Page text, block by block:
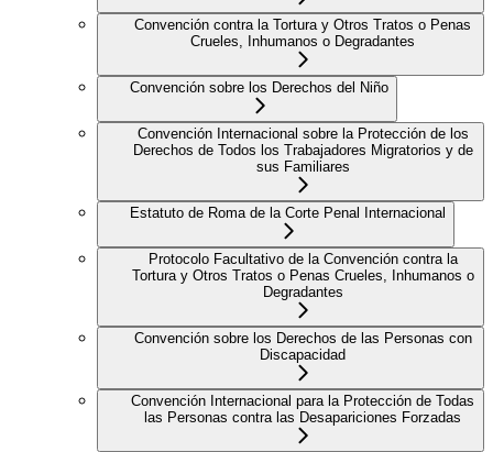
Convención contra la Tortura y Otros Tratos o Penas
Crueles, Inhumanos o Degradantes
Convención sobre los Derechos del Niño
Convención Internacional sobre la Protección de los
Derechos de Todos los Trabajadores Migratorios y de
sus Familiares
Estatuto de Roma de la Corte Penal Internacional
Protocolo Facultativo de la Convención contra la
Tortura y Otros Tratos o Penas Crueles, Inhumanos o
Degradantes
Convención sobre los Derechos de las Personas con
Discapacidad
Convención Internacional para la Protección de Todas
las Personas contra las Desapariciones Forzadas